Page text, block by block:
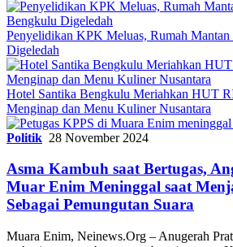
Penyelidikan KPK Meluas, Rumah
Digeledah
Hotel Santika Bengkulu Meriahkan HUT
Menginap dan Menu Kuliner Nusantara
Politik 28 November 2024
Asma Kambuh saat Bertugas,
Muar Enim Meninggal saat
Sebagai Pemungutan Suara
Muara Enim, Neinews.Org – Anugerah